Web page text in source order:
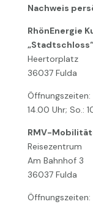
Nachweis
RhönEnergie
„Stadtschloss“
Heertorplatz
36037 Fulda
Öffnungszeiten:
14.00 Uhr; So.:
RMV-
Reisezentrum
Am Bahnhof 3
36037 Fulda
Öffnungszeiten: